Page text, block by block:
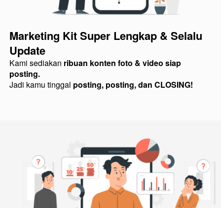
Marketing Kit Super Lengkap & Selalu
Update
Kami sediakan ribuan konten foto & video siap
posting.
Jadi kamu tinggal posting, posting, dan CLOSING!